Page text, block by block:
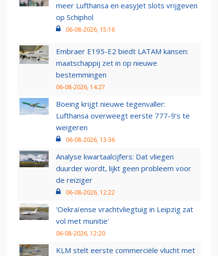
meer Lufthansa en easyJet slots vrijgeven
op Schiphol
06-08-2026, 15:16
Embraer E195-E2 biedt LATAM kansen:
maatschappij zet in op nieuwe
bestemmingen
06-08-2026, 14:27
Boeing krijgt nieuwe tegenvaller:
Lufthansa overweegt eerste 777-9’s te
weigeren
06-08-2026, 13:36
Analyse kwartaalcijfers: Dat vliegen
duurder wordt, lijkt geen probleem voor
de reiziger
06-08-2026, 12:22
'Oekraïense vrachtvliegtuig in Leipzig zat
vol met munitie'
06-08-2026, 12:20
KLM stelt eerste commerciële vlucht met